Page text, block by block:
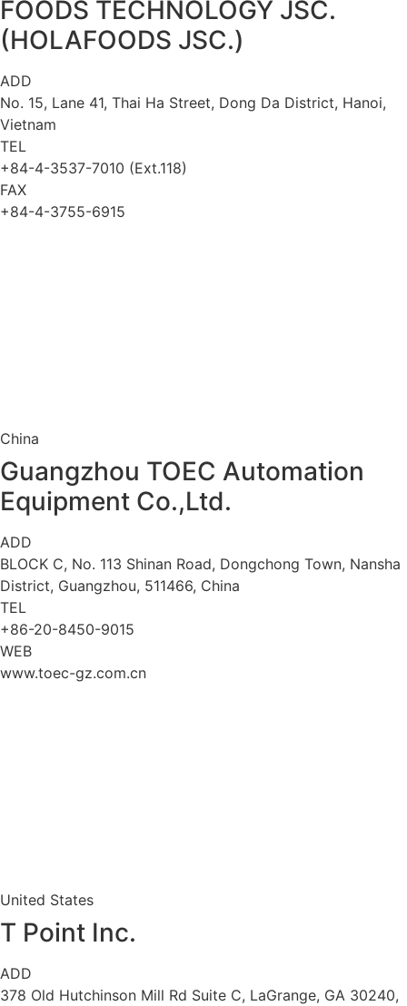
FOODS TECHNOLOGY JSC.
(HOLAFOODS JSC.)
ADD
No. 15, Lane 41, Thai Ha Street, Dong Da District, Hanoi,
Vietnam
TEL
+84-4-3537-7010 (Ext.118)
FAX
+84-4-3755-6915
China
Guangzhou TOEC Automation
Equipment Co.,Ltd.
ADD
BLOCK C, No. 113 Shinan Road, Dongchong Town, Nansha
District, Guangzhou, 511466, China
TEL
+86-20-8450-9015
WEB
www.toec-gz.com.cn
United States
T Point Inc.
ADD
378 Old Hutchinson Mill Rd Suite C, LaGrange, GA 30240,